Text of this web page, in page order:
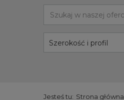
Szerokość i profil
Jesteś tu: Strona główna